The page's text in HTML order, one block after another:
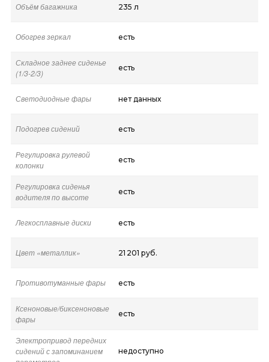
Объём багажника 235 л
Обогрев зеркал есть
Складное заднее сиденье
(1/3-2/3)
есть
Светодиодные фары нет данных
Подогрев сидений есть
Регулировка рулевой
колонки
есть
Регулировка сиденья
водителя по высоте
есть
Легкосплавные диски есть
Цвет «металлик» 21 201 руб.
Противотуманные фары есть
Ксеноновые/биксеноновые
фары
есть
Электропривод передних
сидений с запоминанием
недоступно